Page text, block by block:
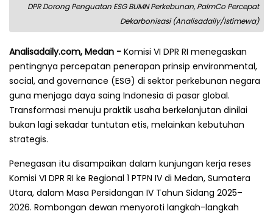
DPR Dorong Penguatan ESG BUMN Perkebunan, PalmCo Percepat
Dekarbonisasi (Analisadaily/Istimewa)
Analisadaily.com, Medan - Komisi VI DPR RI menegaskan
pentingnya percepatan penerapan prinsip environmental,
social, and governance (ESG) di sektor perkebunan negara
guna menjaga daya saing Indonesia di pasar global.
Transformasi menuju praktik usaha berkelanjutan dinilai
bukan lagi sekadar tuntutan etis, melainkan kebutuhan
strategis.
Penegasan itu disampaikan dalam kunjungan kerja reses
Komisi VI DPR RI ke Regional 1 PTPN IV di Medan, Sumatera
Utara, dalam Masa Persidangan IV Tahun Sidang 2025–
2026. Rombongan dewan menyoroti langkah-langkah